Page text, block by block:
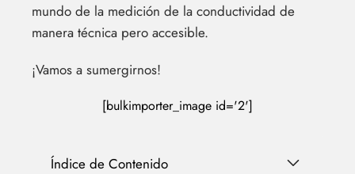
mundo de la medición de la conductividad de
manera técnica pero accesible.
¡Vamos a sumergirnos!
[bulkimporter_image id='2']
Índice de Contenido